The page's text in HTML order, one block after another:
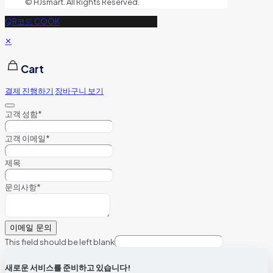
QR코드 COOK
✕
Cart
결제 진행하기 장바구니 보기
고객 성함*
고객 이메일*
제목
문의사항*
이메일 문의
This field should be left blank
새로운 서비스를 준비하고 있습니다!